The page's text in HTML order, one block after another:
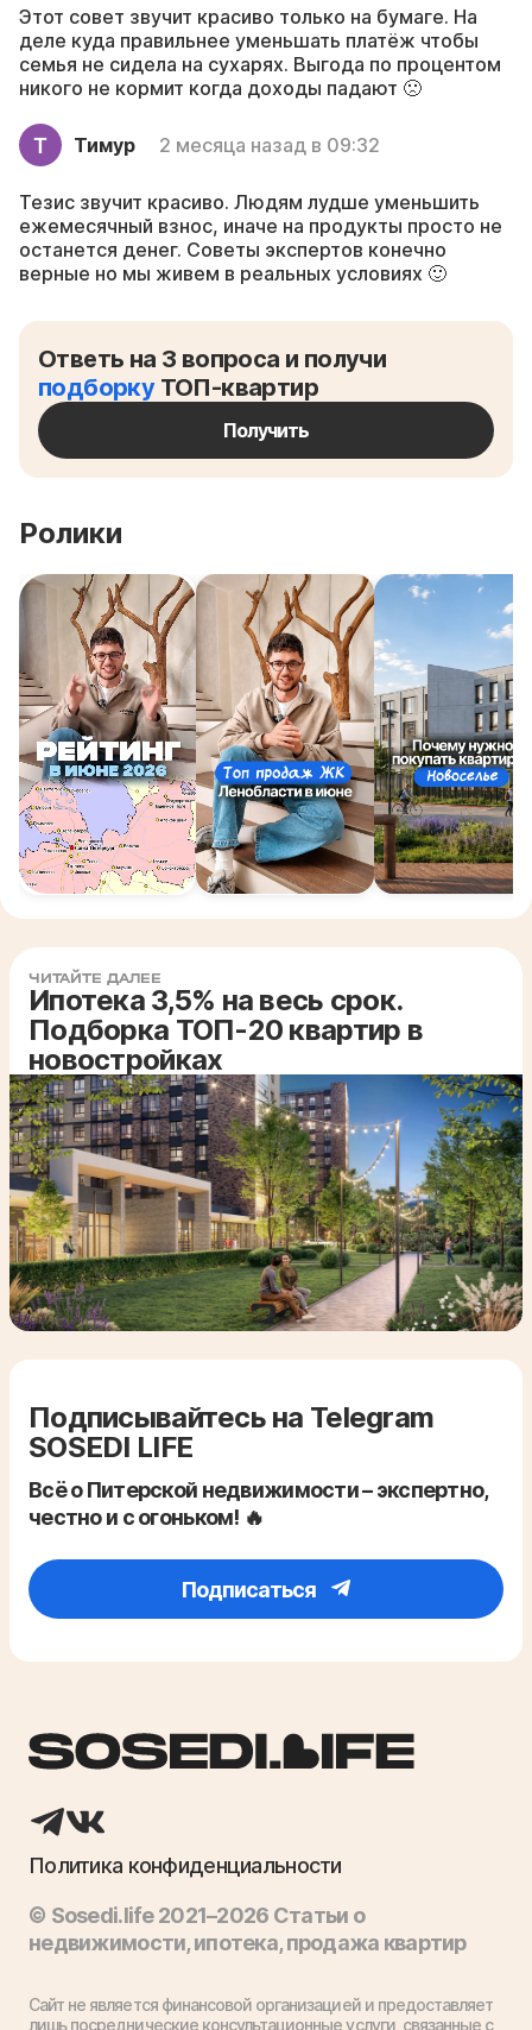
Этот совет звучит красиво только на бумаге. На
деле куда правильнее уменьшать платёж чтобы
семья не сидела на сухарях. Выгода по процентом
никого не кормит когда доходы падают 🙁
Тимур 2 месяца назад в 09:32
Тезис звучит красиво. Людям лудше уменьшить
ежемесячный взнос, иначе на продукты просто не
останется денег. Советы экспертов конечно
верные но мы живем в реальных условиях 🙂
Ответь на 3 вопроса и получи
подборкуТОП-квартир
Получить
Ролики
ЧИТАЙТЕ ДАЛЕЕ
Ипотека 3,5% на весь срок.
Подборка ТОП-20 квартир в
новостройках
Подписывайтесь на Telegram
SOSEDI LIFE
Всё о Питерской недвижимости – экспертно,
честно и с огоньком! 🔥
Подписаться
Политика конфиденциальности
© Sosedi.life 2021–2026 Статьи о
недвижимости, ипотека, продажа квартир
Сайт не является финансовой организацией и предоставляет
лишь посреднические консультационные услуги, связанные с